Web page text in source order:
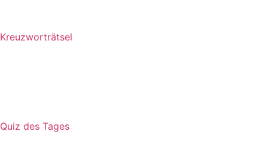
Kreuzworträtsel
Quiz des Tages